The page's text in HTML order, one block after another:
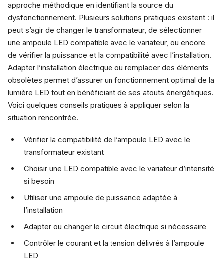
approche méthodique en identifiant la source du
dysfonctionnement. Plusieurs solutions pratiques existent : il
peut s’agir de changer le transformateur, de sélectionner
une ampoule LED compatible avec le variateur, ou encore
de vérifier la puissance et la compatibilité avec l’installation.
Adapter l’installation électrique ou remplacer des éléments
obsolètes permet d’assurer un fonctionnement optimal de la
lumière LED tout en bénéficiant de ses atouts énergétiques.
Voici quelques conseils pratiques à appliquer selon la
situation rencontrée.
Vérifier la compatibilité de l’ampoule LED avec le
transformateur existant
Choisir une LED compatible avec le variateur d’intensité
si besoin
Utiliser une ampoule de puissance adaptée à
l’installation
Adapter ou changer le circuit électrique si nécessaire
Contrôler le courant et la tension délivrés à l’ampoule
LED